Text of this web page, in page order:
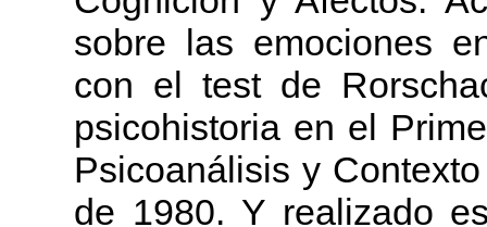
sobre las emociones
con el test de
psicohistoria en el
Psicoanálisis y
de 1980. Y realizado